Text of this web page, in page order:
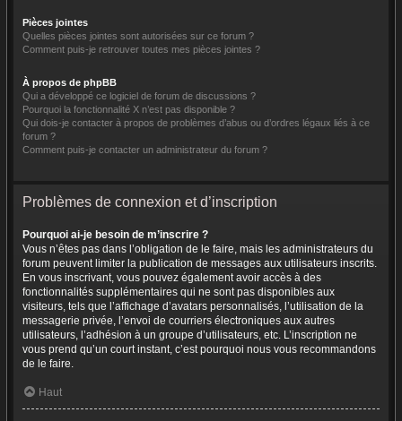
Pièces jointes
Quelles pièces jointes sont autorisées sur ce forum ?
Comment puis-je retrouver toutes mes pièces jointes ?
À propos de phpBB
Qui a développé ce logiciel de forum de discussions ?
Pourquoi la fonctionnalité X n’est pas disponible ?
Qui dois-je contacter à propos de problèmes d’abus ou d’ordres légaux liés à ce
forum ?
Comment puis-je contacter un administrateur du forum ?
Problèmes de connexion et d’inscription
Pourquoi ai-je besoin de m’inscrire ?
Vous n’êtes pas dans l’obligation de le faire, mais les administrateurs du
forum peuvent limiter la publication de messages aux utilisateurs inscrits.
En vous inscrivant, vous pouvez également avoir accès à des
fonctionnalités supplémentaires qui ne sont pas disponibles aux
visiteurs, tels que l’affichage d’avatars personnalisés, l’utilisation de la
messagerie privée, l’envoi de courriers électroniques aux autres
utilisateurs, l’adhésion à un groupe d’utilisateurs, etc. L’inscription ne
vous prend qu’un court instant, c’est pourquoi nous vous recommandons
de le faire.
Haut